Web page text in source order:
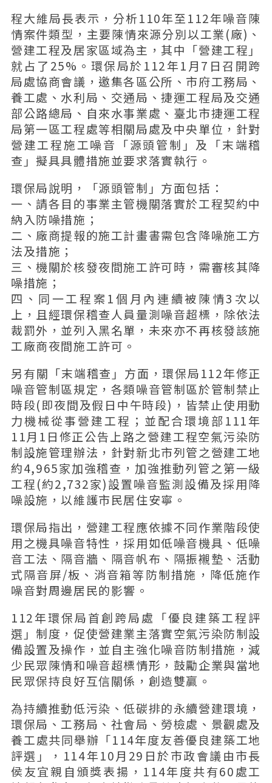
程大維局長表示，分析110年至112年噪音陳
情案件類型，主要陳情來源分別以工業(廠)、
營建工程及居家區域為主，其中「營建工程」
就占了25%。環保局於112年1月7日召開跨
局處協商會議，邀集各區公所、市府工務局、
養工處、水利局、交通局、捷運工程局及交通
部公路總局、自來水事業處、臺北市捷運工程
局第一區工程處等相關局處及中央單位，針對
營建工程施工噪音「源頭管制」及「末端稽
查」擬具具體措施並要求落實執行。
環保局說明，「源頭管制」方面包括：
一、請各目的事業主管機關落實於工程契約中
納入防噪措施；
二、廠商提報的施工計畫書需包含降噪施工方
法及措施；
三、機關於核發夜間施工許可時，需審核其降
噪措施；
四、同一工程案1個月內連續被陳情3次以
上，且經環保稽查人員量測噪音超標，除依法
裁罰外，並列入黑名單，未來亦不再核發該施
工廠商夜間施工許可。
另有關「末端稽查」方面，環保局112年修正
噪音管制區規定，各類噪音管制區於管制禁止
時段(即夜間及假日中午時段)，皆禁止使用動
力機械從事營建工程；並配合環境部111年
11月1日修正公告上路之營建工程空氣污染防
制設施管理辦法，針對新北市列管之營建工地
約4,965家加強稽查，加強推動列管之第一級
工程(約2,732家)設置噪音監測設備及採用降
噪設施，以維護市民居住安寧。
環保局指出，營建工程應依據不同作業階段使
用之機具噪音特性，採用如低噪音機具、低噪
音工法、隔音牆、隔音帆布、隔振襯墊、活動
式隔音屏/板、消音箱等防制措施，降低施作
噪音對周邊居民的影響。
112年環保局首創跨局處「優良建築工程評
選」制度，促使營建業主落實空氣污染防制設
備設置及操作，並自主強化噪音防制措施，減
少民眾陳情和噪音超標情形，鼓勵企業與當地
民眾保持良好互信關係，創造雙贏。
為持續推動低污染、低碳排的永續營建環境，
環保局、工務局、社會局、勞檢處、景觀處及
養工處共同舉辦「114年度友善優良建築工地
評選」，114年10月29日於市政會議由市長
侯友宜親自頒獎表揚，114年度共有60處工